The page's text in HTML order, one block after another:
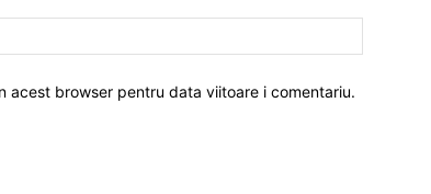
acest browser pentru data viitoare i comentariu.